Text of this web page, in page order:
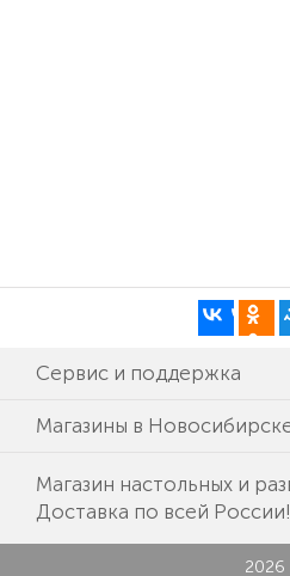
Сервис и поддержка
Магазины в
Магазин настольных и
Доставка по всей России!
2026